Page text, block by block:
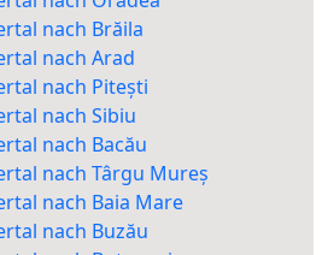
nach Brăila
nach Arad
nach Pitești
nach Sibiu
nach Bacău
nach Târgu Mureș
nach Baia Mare
nach Buzău